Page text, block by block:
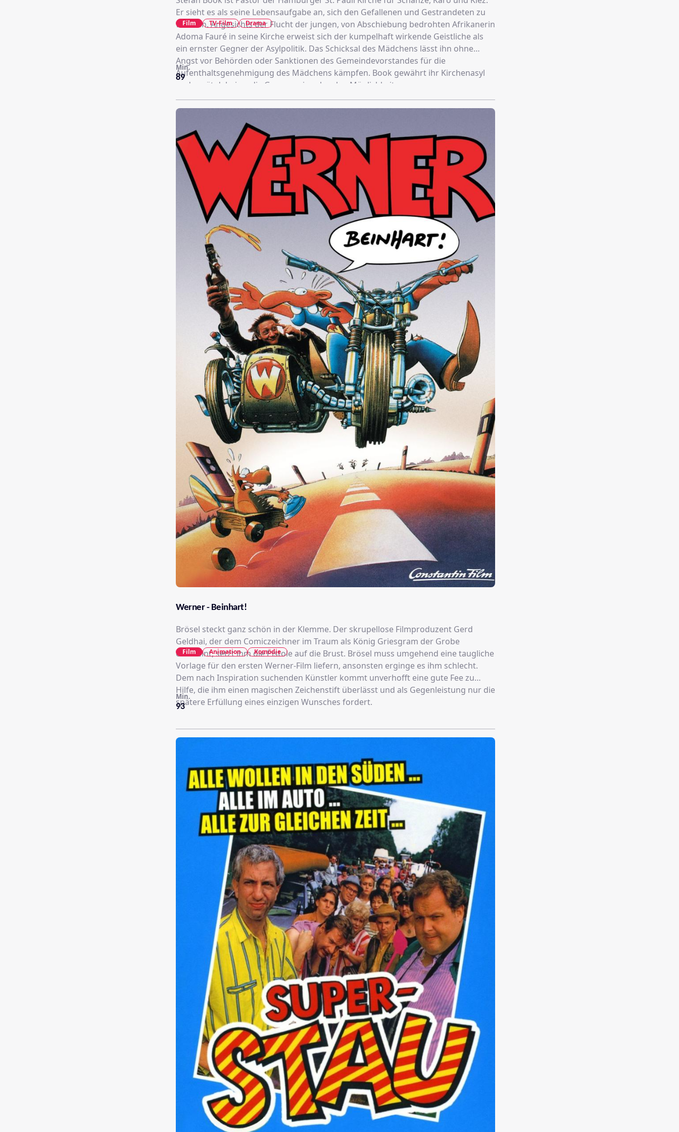
Er sieht es als seine Lebensaufgabe an, sich den Gefallenen und Gestrandeten zu
widmen. Angesichts der Flucht der jungen, von Abschiebung bedrohten Afrikanerin
Adoma Fauré in seine Kirche erweist sich der kumpelhaft wirkende Geistliche als
ein ernster Gegner der Asylpolitik. Das Schicksal des Mädchens lässt ihn ohne
Angst vor Behörden oder Sanktionen des Gemeindevorstandes für die
Aufenthaltsgenehmigung des Mädchens kämpfen. Book gewährt ihr Kirchenasyl
und gerät dabei an die Grenze seiner legalen Möglichkeiten.
89
Min.
Film TV-Film Drama
Werner - Beinhart!
Brösel steckt ganz schön in der Klemme. Der skrupellose Filmproduzent Gerd
Geldhai, der dem Comiczeichner im Traum als König Griesgram der Grobe
erscheint, setzt ihm die Pistole auf die Brust. Brösel muss umgehend eine taugliche
Vorlage für den ersten Werner-Film liefern, ansonsten erginge es ihm schlecht.
Dem nach Inspiration suchenden Künstler kommt unverhofft eine gute Fee zu
Hilfe, die ihm einen magischen Zeichenstift überlässt und als Gegenleistung nur die
spätere Erfüllung eines einzigen Wunsches fordert.
93
Min.
Film Animation Komödie